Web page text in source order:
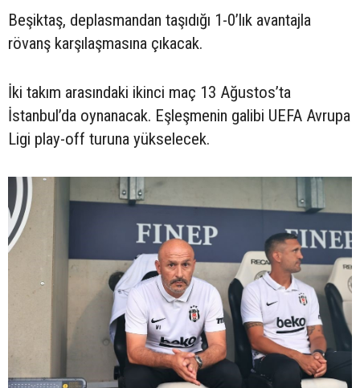
Beşiktaş, deplasmandan taşıdığı 1-0’lık avantajla
rövanş karşılaşmasına çıkacak.
İki takım arasındaki ikinci maç 13 Ağustos’ta
İstanbul’da oynanacak. Eşleşmenin galibi UEFA Avrupa
Ligi play-off turuna yükselecek.